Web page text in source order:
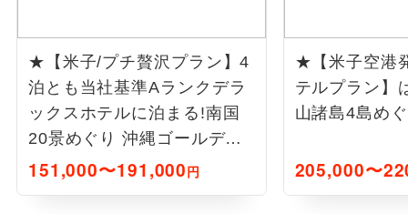
★【米子/プチ贅沢プラン】4
泊とも当社基準Aランクデラ
ックスホテルに泊まる!南国
20景めぐり 沖縄ゴールデン
ルート5日間
151,000〜191,000円
★【米子空港
テルプラン】
山諸島4島め
205,000〜